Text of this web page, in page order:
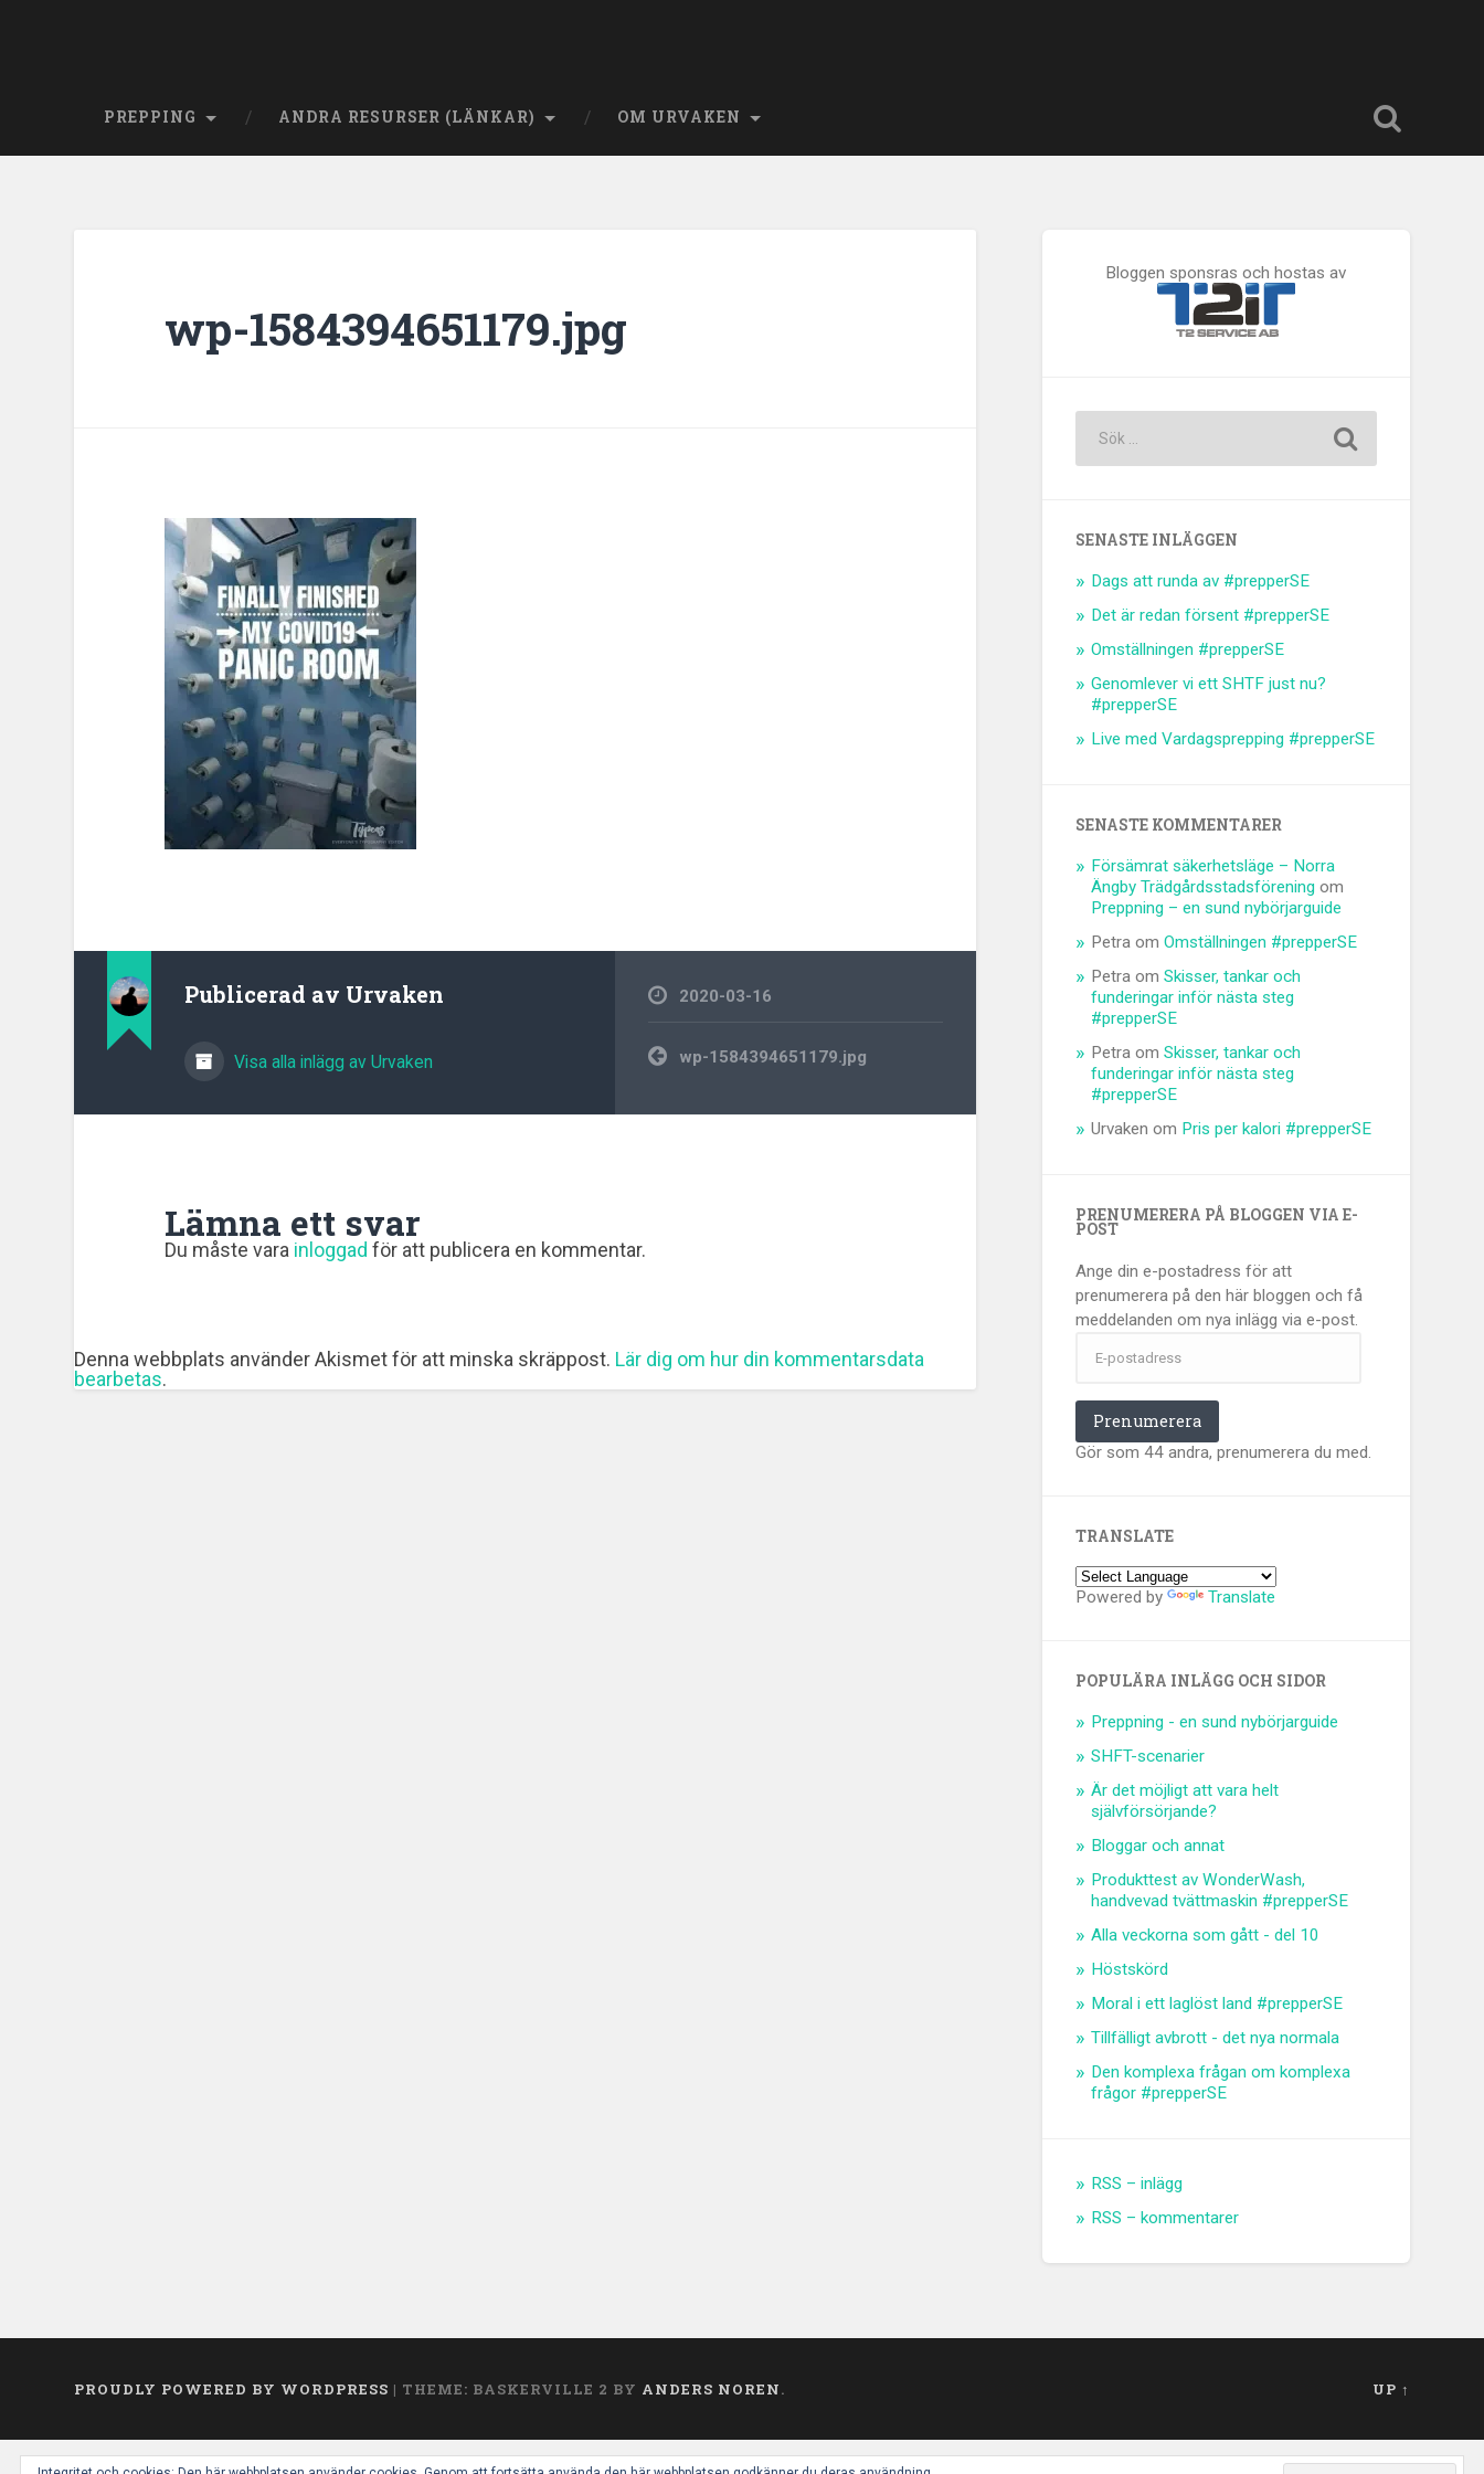
PREPPING ANDRA RESURSER (LÄNKAR) OM URVAKEN
wp-1584394651179.jpg
Publicerad av Urvaken
Visa alla inlägg av Urvaken
2020-03-16
Inläggsnavigering
wp-1584394651179.jpg
Lämna ett svar
Du måste vara inloggad för att publicera en kommentar.
Denna webbplats använder Akismet för att minska skräppost. Lär dig om hur din kommentarsdata
bearbetas.
Bloggen sponsras och hostas av
SENASTE INLÄGGEN
Dags att runda av #prepperSE
Det är redan försent #prepperSE
Omställningen #prepperSE
Genomlever vi ett SHTF just nu?
#prepperSE
Live med Vardagsprepping #prepperSE
SENASTE KOMMENTARER
Försämrat säkerhetsläge – Norra
Ängby Trädgårdsstadsförening om
Preppning – en sund nybörjarguide
Petra omOmställningen #prepperSE
Petra omSkisser, tankar och
funderingar inför nästa steg
#prepperSE
Petra omSkisser, tankar och
funderingar inför nästa steg
#prepperSE
Urvaken om Pris per kalori #prepperSE
PRENUMERERA PÅ BLOGGEN VIA E-
POST
Ange din e-postadress för att
prenumerera på den här bloggen och få
meddelanden om nya inlägg via e-post.
postadress
Prenumerera
Gör som 44 andra, prenumerera du med.
TRANSLATE
Powered by Translate
POPULÄRA INLÄGG OCH SIDOR
Preppning - en sund nybörjarguide
SHFT-scenarier
Är det möjligt att vara helt
självförsörjande?
Bloggar och annat
Produkttest av WonderWash,
handvevad tvättmaskin #prepperSE
Alla veckorna som gått - del 10
Höstskörd
Moral i ett laglöst land #prepperSE
Tillfälligt avbrott - det nya normala
Den komplexa frågan om komplexa
frågor #prepperSE
RSS – inlägg
RSS – kommentarer
PROUDLY POWERED BY WORDPRESS | THEME: BASKERVILLE 2 BY ANDERS NOREN. UP ↑